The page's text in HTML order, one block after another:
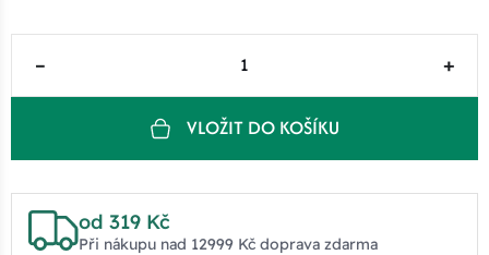
– +
VLOŽIT DO KOŠÍKU
od 319 Kč
Při nákupu nad 12999 Kč doprava zdarma